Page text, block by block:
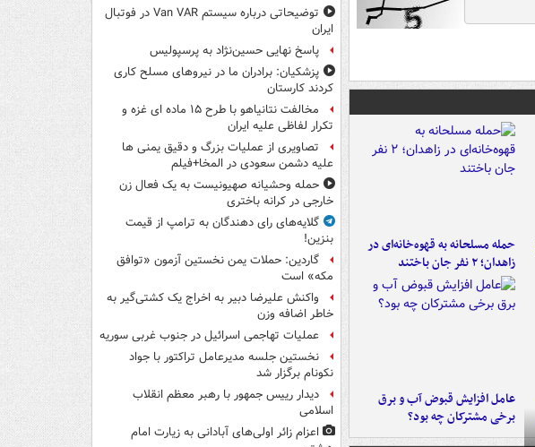
حمله مسلحانه به قهوه‌خانه‌ای در
زاهدان؛ ۲ نفر جان باختند
عامل افزایش قبوض آب و برق
برخی مشترکان چه بود؟
توضیحاتی درباره سیستم Van VAR در فوتبال
ایران
پاسخ نهایی حسین‌نژاد به پرسپولیس
پزشکیان: برادران ما در نیروهای مسلح کاری
کردند کارستان
مخالفت نتانیاهو با طرح ۱۵ ماده ای غزه و
تکرار لفاظی علیه ایران
تصاویری از عملیات بزرگ و دقیق یمنی ها
علیه دشمن سعودی در المخا+فیلم
حمله وحشیانه صهیونیست به یک فعال زن
خارجی در کرانه باختری
گلایه‌های رای دهندگان به ترامپ از قیمت
بنزین!
گاردین: حملات یمن نخستین آزمون «توافق
مکه» است
واکنش علیرضا دبیر به اخراج یک کشتی‌گیر به
خاطر اضافه وزن
عملیات تهاجمی اسرائیل در جنوب غربی سوریه
نخستین جلسه مدیرعامل تراکتور با جواد
نکونام برگزار شد
دیدار رییس جمهور با رهبر معظم انقلاب
اسلامی
اعزام زائر اولی‌های آبادانی به زیارت امام